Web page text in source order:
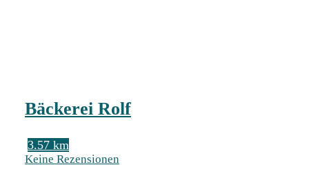
Bäckerei Rolf
3.57 km
Keine Rezensionen